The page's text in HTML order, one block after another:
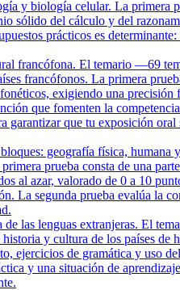
y biología celular. La primera
sólido del cálculo y del
prácticos es
francófona. El temario —69
francófonos. La primera
exigiendo una
que fomenten la
garantizar que tu exposición oral
geografía física,
prueba consta de una
al azar, valorado de 0 a 10
La segunda prueba evalúa la
las lenguas extranjeras. El
y cultura de los países de
ejercicios de gramática y uso
y una situación de